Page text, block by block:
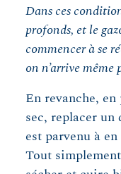
Dans ces
profonds, et le
commencer à se
on n’arrive même
En revanche,
sec, replacer un
est parvenu à
Tout